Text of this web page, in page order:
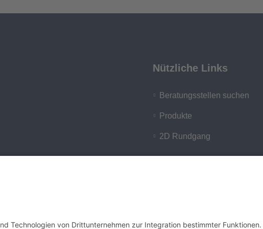
Nützliche Links
Beratungsstellen suchen
Produkte
2D Rundgang